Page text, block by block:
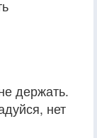
держать.
нет